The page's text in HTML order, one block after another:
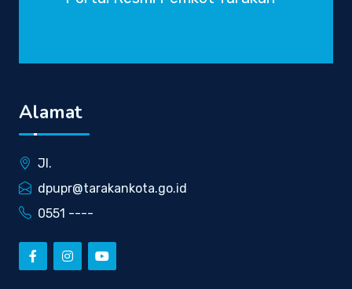
Alamat
Jl.
dpupr@tarakankota.go.id
0551 ----